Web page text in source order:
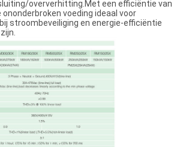
oververhitting.Met een efficiëntie van
ononderbroken voeding ideaal voor
stroombeveiliging en energie-efficiëntie